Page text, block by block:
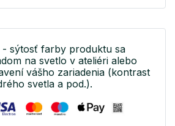
sýtosť farby produktu sa
na svetlo v ateliéri alebo
vášho zariadenia (kontrast
svetla a pod.).